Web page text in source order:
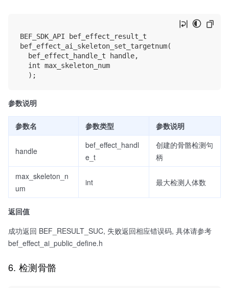
BEF_SDK_API bef_effect_result_t
bef_effect_ai_skeleton_set_targetnum(
参数说明
参数名 参数类型 参数说明
handle
bef_effect_handl
e_t
创建的骨骼检测句
柄
max_skeleton_n
um
int 最大检测人体数
返回值
成功返回 BEF_RESULT_SUC, 失败返回相应错误码, 具体请参考
bef_effect_ai_public_define.h
6. 检测骨骼